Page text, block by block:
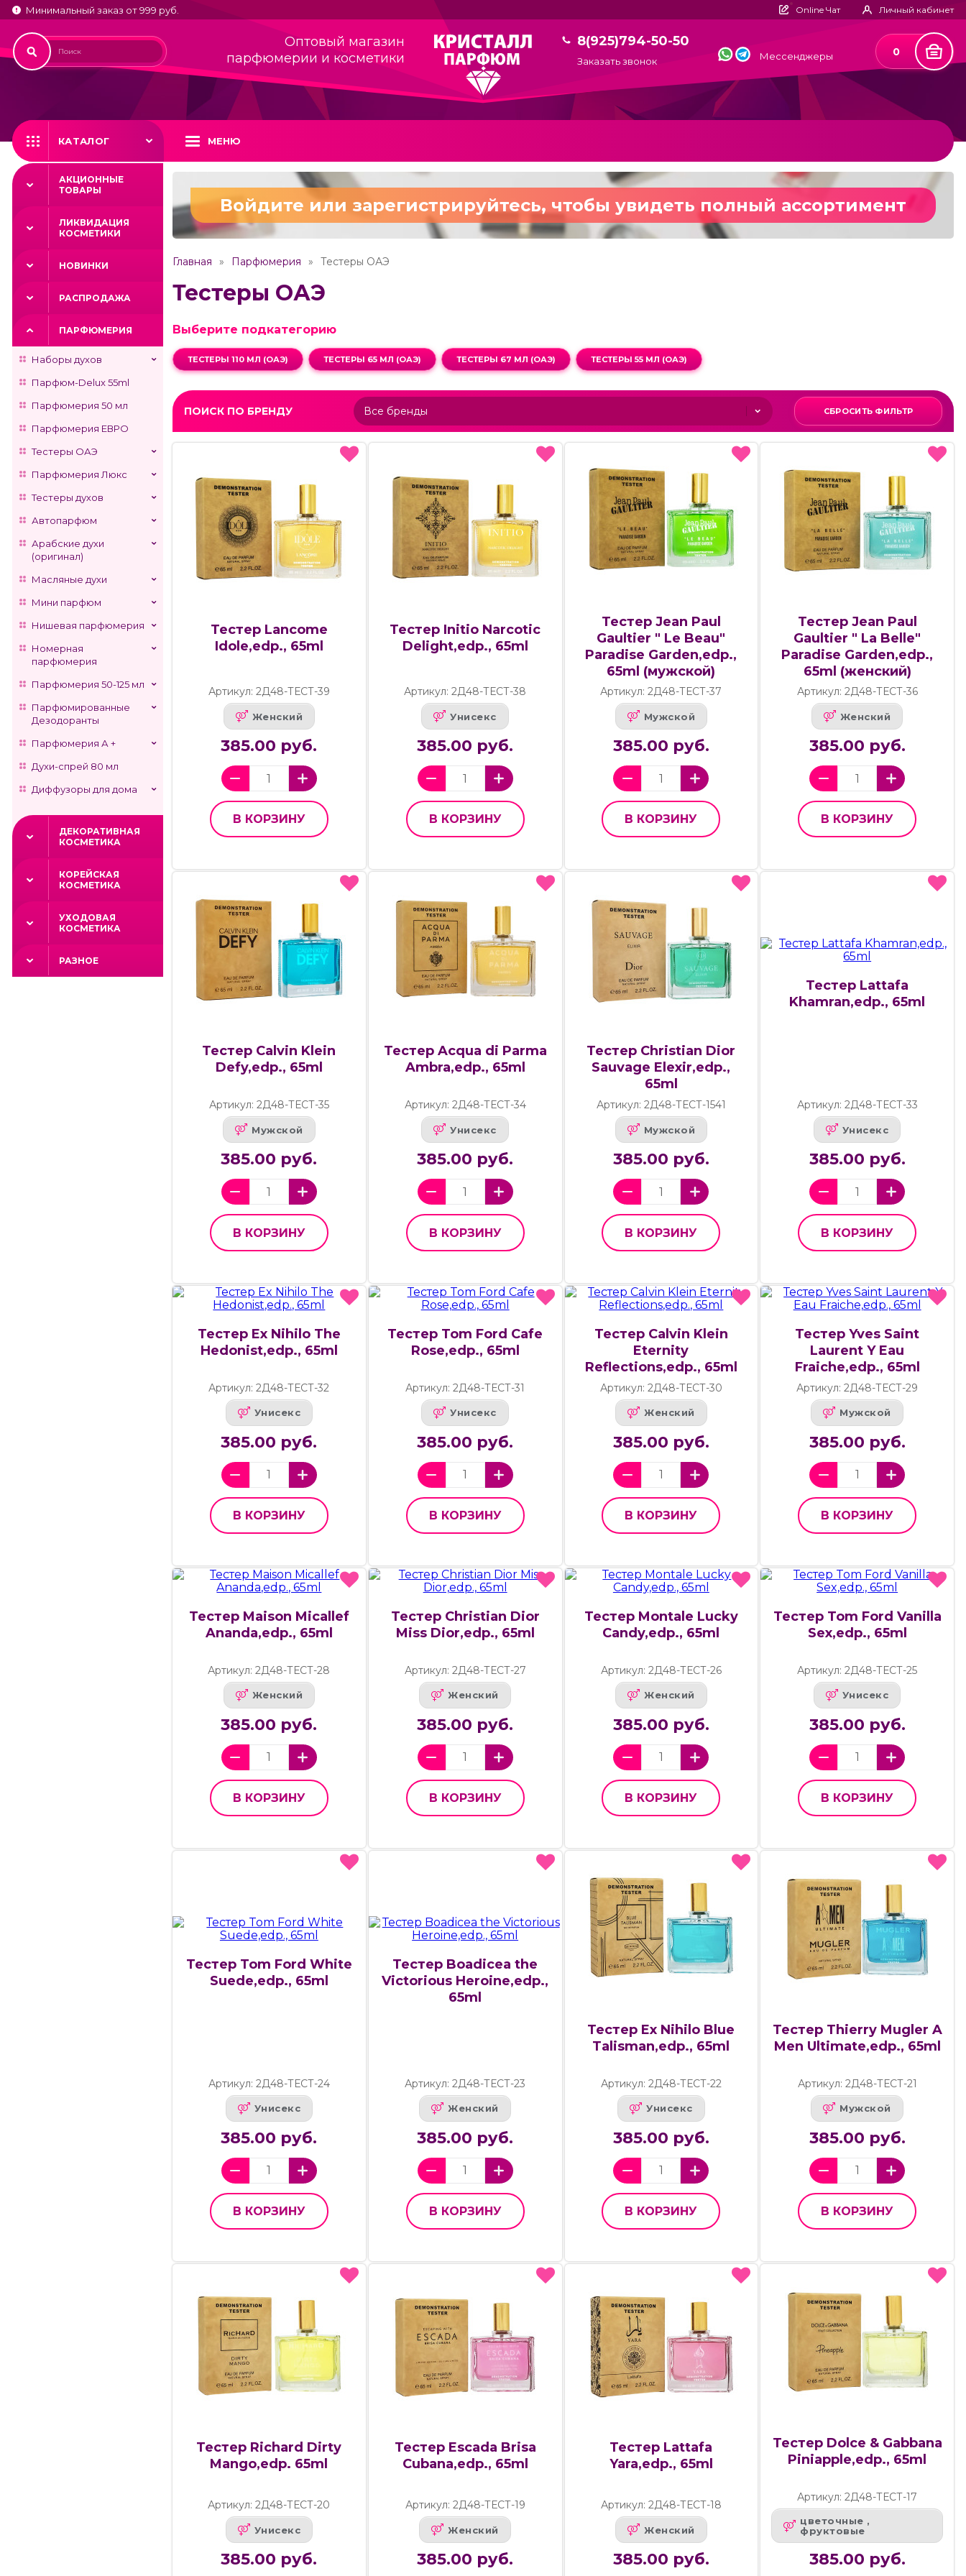
Минимальный заказ от 999 руб. Online Чат Личный кабинет
Оптовый магазин
парфюмерии и косметики
8(925)794-50-50
Заказать звонок Мессенджеры 0
КАТАЛОГ МЕНЮ
АКЦИОННЫЕ
ТОВАРЫ
ЛИКВИДАЦИЯ
КОСМЕТИКИ
НОВИНКИ
РАСПРОДАЖА
ПАРФЮМЕРИЯ
Наборы духов
Парфюм-Delux 55ml
Парфюмерия 50 мл
Парфюмерия ЕВРО
Тестеры ОАЭ
Парфюмерия Люкс
Тестеры духов
Автопарфюм
Арабские духи
(оригинал)
Масляные духи
Мини парфюм
Нишевая парфюмерия
Номерная
парфюмерия
Парфюмерия 50-125 мл
Парфюмированные
Дезодоранты
Парфюмерия А +
Духи-спрей 80 мл
Диффузоры для дома
ДЕКОРАТИВНАЯ
КОСМЕТИКА
КОРЕЙСКАЯ
КОСМЕТИКА
УХОДОВАЯ
КОСМЕТИКА
РАЗНОЕ
Войдите или зарегистрируйтесь, чтобы увидеть полный ассортимент
Главная Парфюмерия Тестеры ОАЭ
Тестеры ОАЭ
Выберите подкатегорию
ТЕСТЕРЫ 110 МЛ (ОАЭ) ТЕСТЕРЫ 65 МЛ (ОАЭ) ТЕСТЕРЫ 67 МЛ (ОАЭ) ТЕСТЕРЫ 55 МЛ (ОАЭ)
ПОИСК ПО БРЕНДУ СБРОСИТЬ ФИЛЬТР
Тестер Lancome
Idole,edp., 65ml
Артикул: 2Д48-ТЕСТ-39
Женский
385.00 руб.
В КОРЗИНУ
Тестер Initio Narcotic
Delight,edp., 65ml
Артикул: 2Д48-ТЕСТ-38
Унисекс
385.00 руб.
В КОРЗИНУ
Тестер Jean Paul
Gaultier " Le Beau"
Paradise Garden,edp.,
65ml (мужской)
Артикул: 2Д48-ТЕСТ-37
Мужской
385.00 руб.
В КОРЗИНУ
Тестер Jean Paul
Gaultier " La Belle"
Paradise Garden,edp.,
65ml (женский)
Артикул: 2Д48-ТЕСТ-36
Женский
385.00 руб.
В КОРЗИНУ
Тестер Calvin Klein
Defy,edp., 65ml
Артикул: 2Д48-ТЕСТ-35
Мужской
385.00 руб.
В КОРЗИНУ
Тестер Acqua di Parma
Ambra,edp., 65ml
Артикул: 2Д48-ТЕСТ-34
Унисекс
385.00 руб.
В КОРЗИНУ
Тестер Christian Dior
Sauvage Elexir,edp.,
65ml
Артикул: 2Д48-ТЕСТ-1541
Мужской
385.00 руб.
В КОРЗИНУ
Тестер Lattafa
Khamran,edp., 65ml
Артикул: 2Д48-ТЕСТ-33
Унисекс
385.00 руб.
В КОРЗИНУ
Тестер Ex Nihilo The
Hedonist,edp., 65ml
Артикул: 2Д48-ТЕСТ-32
Унисекс
385.00 руб.
В КОРЗИНУ
Тестер Tom Ford Cafe
Rose,edp., 65ml
Артикул: 2Д48-ТЕСТ-31
Унисекс
385.00 руб.
В КОРЗИНУ
Тестер Calvin Klein
Eternity
Reflections,edp., 65ml
Артикул: 2Д48-ТЕСТ-30
Женский
385.00 руб.
В КОРЗИНУ
Тестер Yves Saint
Laurent Y Eau
Fraiche,edp., 65ml
Артикул: 2Д48-ТЕСТ-29
Мужской
385.00 руб.
В КОРЗИНУ
Тестер Maison Micallef
Ananda,edp., 65ml
Артикул: 2Д48-ТЕСТ-28
Женский
385.00 руб.
В КОРЗИНУ
Тестер Christian Dior
Miss Dior,edp., 65ml
Артикул: 2Д48-ТЕСТ-27
Женский
385.00 руб.
В КОРЗИНУ
Тестер Montale Lucky
Candy,edp., 65ml
Артикул: 2Д48-ТЕСТ-26
Женский
385.00 руб.
В КОРЗИНУ
Тестер Tom Ford Vanilla
Sex,edp., 65ml
Артикул: 2Д48-ТЕСТ-25
Унисекс
385.00 руб.
В КОРЗИНУ
Тестер Tom Ford White
Suede,edp., 65ml
Артикул: 2Д48-ТЕСТ-24
Унисекс
385.00 руб.
В КОРЗИНУ
Тестер Boadicea the
Victorious Heroine,edp.,
65ml
Артикул: 2Д48-ТЕСТ-23
Женский
385.00 руб.
В КОРЗИНУ
Тестер Ex Nihilo Blue
Talisman,edp., 65ml
Артикул: 2Д48-ТЕСТ-22
Унисекс
385.00 руб.
В КОРЗИНУ
Тестер Thierry Mugler A
Men Ultimate,edp., 65ml
Артикул: 2Д48-ТЕСТ-21
Мужской
385.00 руб.
В КОРЗИНУ
Тестер Richard Dirty
Mango,edp. 65ml
Артикул: 2Д48-ТЕСТ-20
Унисекс
385.00 руб.
Тестер Escada Brisa
Cubana,edp., 65ml
Артикул: 2Д48-ТЕСТ-19
Женский
385.00 руб.
Тестер Lattafa
Yara,edp., 65ml
Артикул: 2Д48-ТЕСТ-18
Женский
385.00 руб.
Тестер Dolce & Gabbana
Piniapple,edp., 65ml
Артикул: 2Д48-ТЕСТ-17
цветочные ,
фруктовые
385.00 руб.